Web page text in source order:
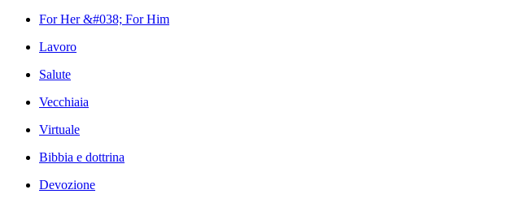
For Her &#038; For Him
Lavoro
Salute
Vecchiaia
Virtuale
Bibbia e dottrina
Devozione